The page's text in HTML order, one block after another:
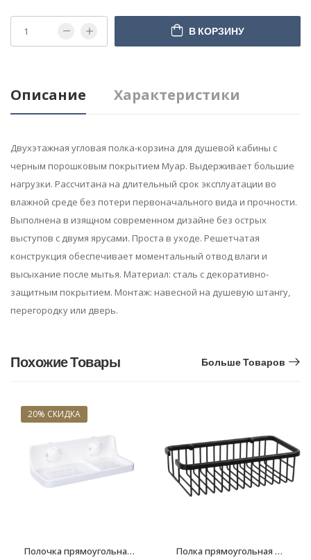
В КОРЗИНУ
Описание Характеристики
Двухэтажная угловая полка-корзина для душевой кабины с
черным порошковым покрытием Муар. Выдерживает большие
нагрузки. Рассчитана на длительный срок эксплуатации во
влажной среде без потери первоначального вида и прочности.
Выполнена в изящном современном дизайне без острых
выступов с двумя ярусами. Проста в уходе. Решетчатая
конструкция обеспечивает моментальный отвод влаги и
высыхание после мытья. Материал: сталь с декоративно-
защитным покрытием. Монтаж: навесной на душевую штангу,
перегородку или дверь.
Похожие Товары Больше Товаров
20% СКИДКА
Полочка прямоугольная одноэтажная Grampus Element GR-3309 Полка прямоугольная одноэтажная Fixsen Hotel черная FX-31050A